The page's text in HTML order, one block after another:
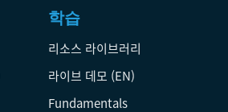
학습
리소스 라이브러리
라이브 데모 (EN)
Fundamentals